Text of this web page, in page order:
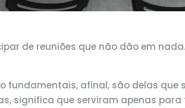
de reuniões que não dão em
fundamentais, afinal, são delas
significa que serviram apenas